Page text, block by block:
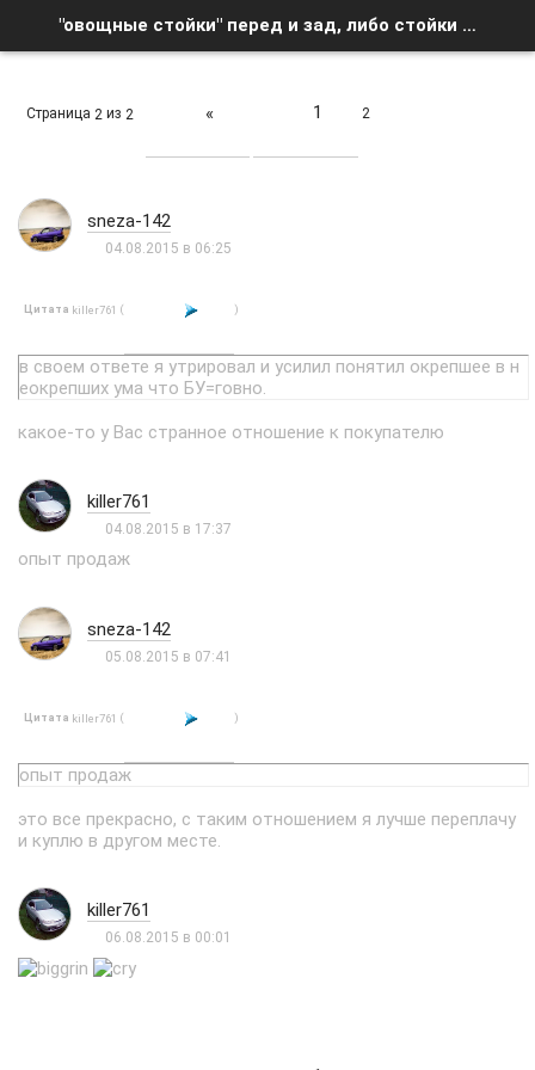
"овощные стойки" перед и зад, либо стойки type r, 98- перед - Страница 2 - Список форумов
Страница 2 из 2 « 1 2
sneza-142
04.08.2015 в 06:25
Цитата killer761 ( )
в своем ответе я утрировал и усилил понятил окрепшее в н
еокрепших ума что БУ=говно.
какое-то у Вас странное отношение к покупателю
killer761
04.08.2015 в 17:37
опыт продаж
sneza-142
05.08.2015 в 07:41
Цитата killer761 ( )
опыт продаж
это все прекрасно, с таким отношением я лучше переплачу
и куплю в другом месте.
killer761
06.08.2015 в 00:01